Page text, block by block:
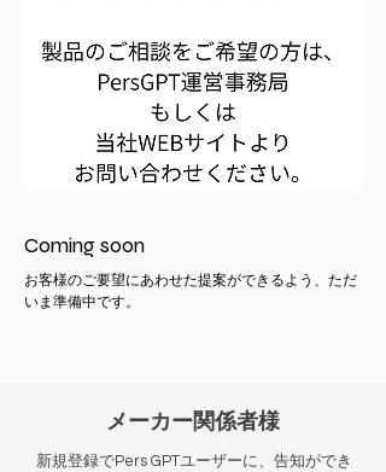
Coming soon
お客様のご要望にあわせた提案ができるよう、ただ
いま準備中です。
メーカー関係者様
新規登録でPers GPTユーザーに、告知ができ